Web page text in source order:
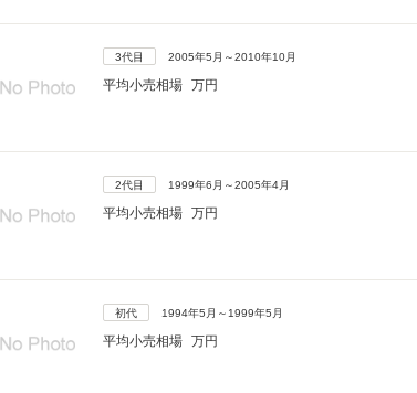
3代目 2005年5月～2010年10月
平均小売相場 万円
2代目 1999年6月～2005年4月
平均小売相場 万円
初代 1994年5月～1999年5月
平均小売相場 万円